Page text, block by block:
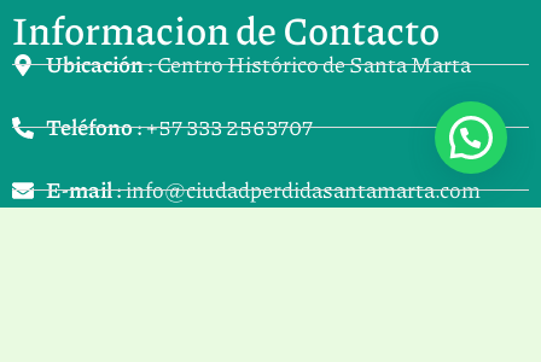
Informacion de Contacto
Ubicación :Centro Histórico de Santa Marta
Teléfono :+57 333 2563707
E-mail :info@ciudadperdidasantamarta.com